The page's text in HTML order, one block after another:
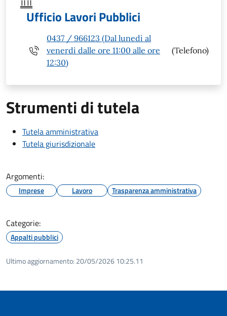
Ufficio Lavori Pubblici
0437 / 966123 (Dal lunedì al
venerdì dalle ore 11:00 alle ore
12:30)
(Telefono)
Strumenti di tutela
Tutela amministrativa
Tutela giurisdizionale
Argomenti:
Imprese Lavoro Trasparenza amministrativa
Categorie:
Appalti pubblici
Ultimo aggiornamento: 20/05/2026 10:25.11